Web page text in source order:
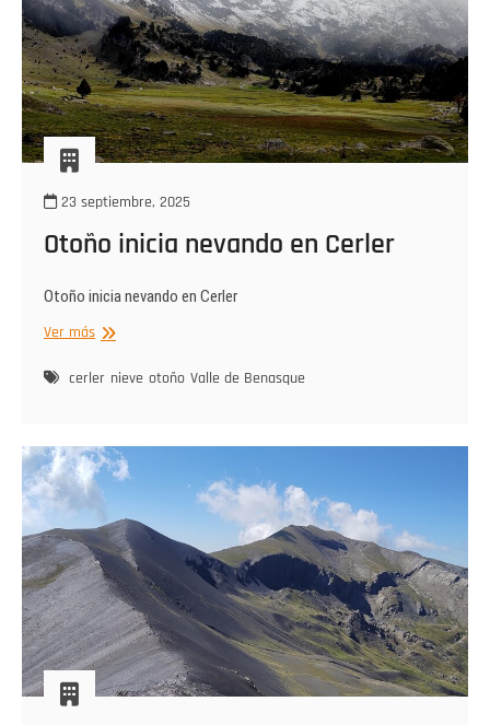
23 septiembre, 2025
Otoño inicia nevando en Cerler
Otoño inicia nevando en Cerler
Ver másOtoño
nevando
cerler nieve otoño Valle de Benasque